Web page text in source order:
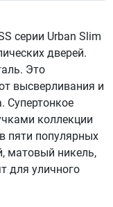
серии Urban Slim
дверей.
Это
высверливания и
Супертонкое
коллекции
пяти популярных
матовый никель,
для уличного